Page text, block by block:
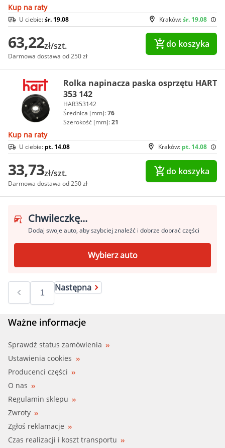
Kup na raty
Kraków:śr. 19.08
U ciebie:śr. 19.08
63,22zł/szt.
Darmowa dostawa od 250 zł
do koszyka
Rolka napinacza paska osprzętu HART
353 142
HAR353142
Średnica [mm]:76
Szerokość [mm]:21
Kup na raty
Kraków: pt. 14.08
U ciebie: pt. 14.08
33,73zł/szt.
Darmowa dostawa od 250 zł
do koszyka
Chwileczkę...
Dodaj swoje auto, aby szybciej znaleźć i dobrze dobrać części
Wybierz auto
Następna
Ważne informacje
Sprawdź status zamówienia
Ustawienia cookies
Producenci części
O nas
Regulamin sklepu
Zwroty
Zgłoś reklamacje
Czas realizacji i koszt transportu